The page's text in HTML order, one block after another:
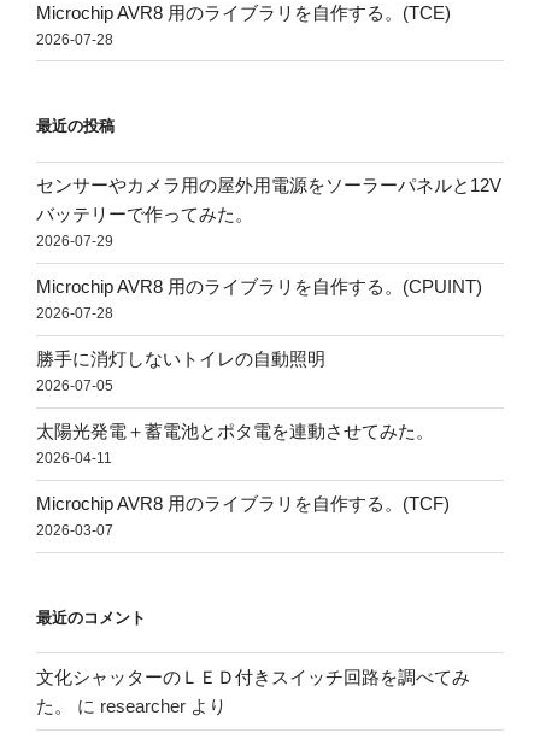
Microchip AVR8 用のライブラリを自作する。(TCE)
2026-07-28
最近の投稿
センサーやカメラ用の屋外用電源をソーラーパネルと12V
バッテリーで作ってみた。
2026-07-29
Microchip AVR8 用のライブラリを自作する。(CPUINT)
2026-07-28
勝手に消灯しないトイレの自動照明
2026-07-05
太陽光発電＋蓄電池とポタ電を連動させてみた。
2026-04-11
Microchip AVR8 用のライブラリを自作する。(TCF)
2026-03-07
最近のコメント
文化シャッターのＬＥＤ付きスイッチ回路を調べてみ
た。
に researcher より